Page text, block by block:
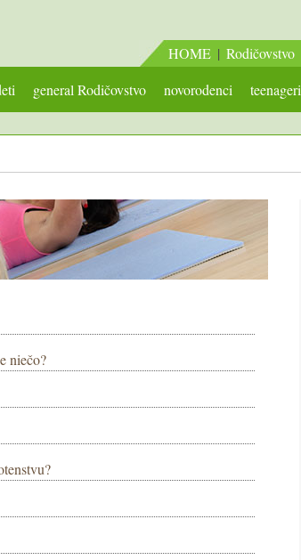
HOME | Rodičovstvo
general Rodičovstvo novorodenci teenageri
niečo?